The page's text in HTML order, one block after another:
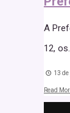
A
12, os
13
Read